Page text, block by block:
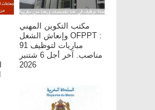
مكتب التكوين المهني
وإنعاش الشغل OFPPT :
مباريات لتوظيف 91
مناصب. آخر أجل 6 شتنبر
2026